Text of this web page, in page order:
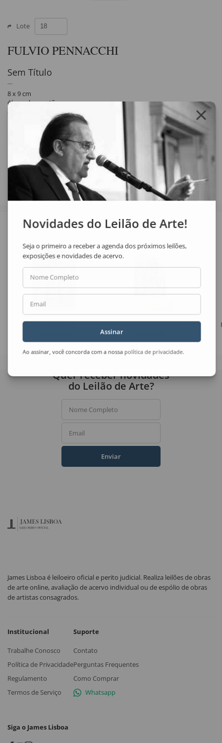
Lote
FULVIO PENNACCHI
Sem Título
8 x 9 cm
óleo sobre cartão
assinatura inf. dir.
Compartilhar
Veja também
Uberto Zamith
Marcelo Grassmann
Novidades do Leilão de Arte!
Seja o primeiro a receber a agenda dos próximos leilões,
exposições e novidades de acervo.
Nome Completo
Email
Assinar
Ao assinar, você concorda com a nossa política de privacidade.
Quer receber novidades
do Leilão de Arte?
Nome Completo
Email
Enviar
James Lisboa é leiloeiro oficial e perito judicial. Realiza leilões de obras
de arte online, avaliação de acervo individual ou de espólio de obras
de artistas consagrados.
Institucional
Trabalhe Conosco
Política de Privacidade
Regulamento
Termos de Serviço
Suporte
Contato
Perguntas Frequentes
Como Comprar
Whatsapp
Siga o James Lisboa